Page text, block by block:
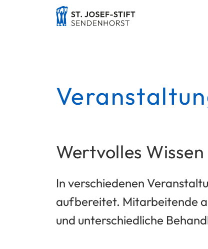
Wertvolles
In verschiedenen
aufbereitet. Mitarbeitende
und unterschiedliche